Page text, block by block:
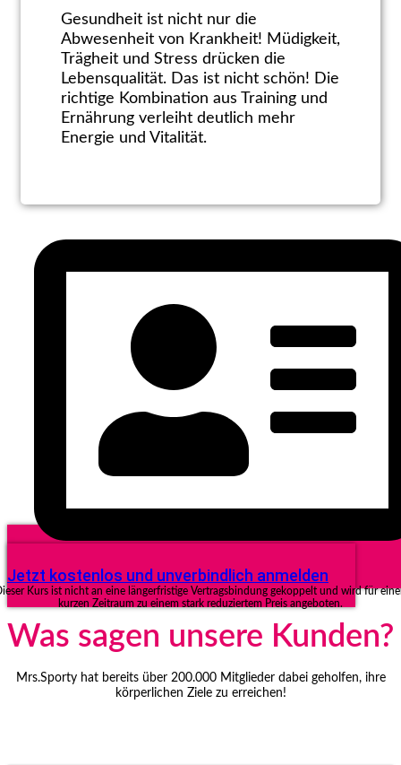
Gesundheit ist nicht nur die
Abwesenheit von Krankheit! Müdigkeit,
Trägheit und Stress drücken die
Lebensqualität. Das ist nicht schön! Die
richtige Kombination aus Training und
Ernährung verleiht deutlich mehr
Energie und Vitalität.
Jetzt kostenlos und unverbindlich anmelden
Kurs ist nicht an eine längerfristige Vertragsbindung gekoppelt und wird für
kurzen Zeitraum zu einem stark reduziertem Preis angeboten.
Was sagen unsere Kunden?
Mrs.Sporty hat bereits über 200.000 Mitglieder dabei geholfen, ihre
körperlichen Ziele zu erreichen!